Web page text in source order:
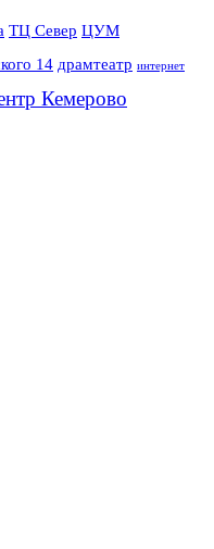
ТЦ Север ЦУМ
14 драмтеатр интернет
Кемерово